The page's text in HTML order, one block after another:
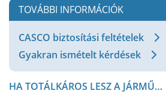
TOVÁBBI INFORMÁCIÓK
CASCO biztosítási feltételek
Gyakran ismételt kérdések
HA TOTÁLKÁROS LESZ A JÁRMŰ…